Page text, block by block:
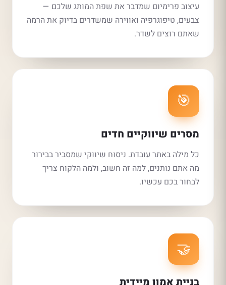
עיצוב פרימיום שמדבר את שפת המותג שלכם —
צבעים, טיפוגרפיה ואווירה שמשדרים בדיוק את הרמה
שאתם רוצים לשדר.
🎯
מסרים שיווקיים חדים
כל מילה באתר עובדת. ניסוח שיווקי שמסביר בבירור
מה אתם נותנים, למה זה חשוב, ולמה הלקוח צריך
לבחור בכם עכשיו.
🤝